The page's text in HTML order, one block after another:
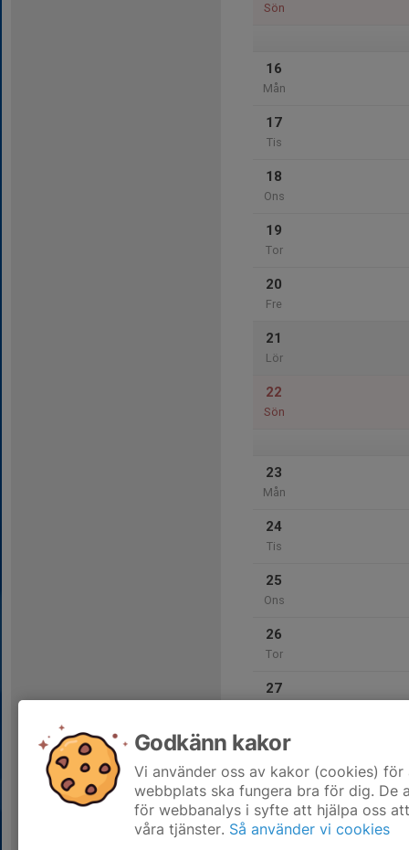
Sön
16
Mån
17
Tis
18
Ons
19
Tor
20
Fre
21
Lör
22
Sön
23
Mån
24
Tis
25
Ons
26
Tor
27
28
Godkänn kakor
Vi använder oss av kakor (cookies)
webbplats ska fungera bra för dig. De
för webbanalys i syfte att hjälpa oss
våra tjänster. Så använder vi cookies